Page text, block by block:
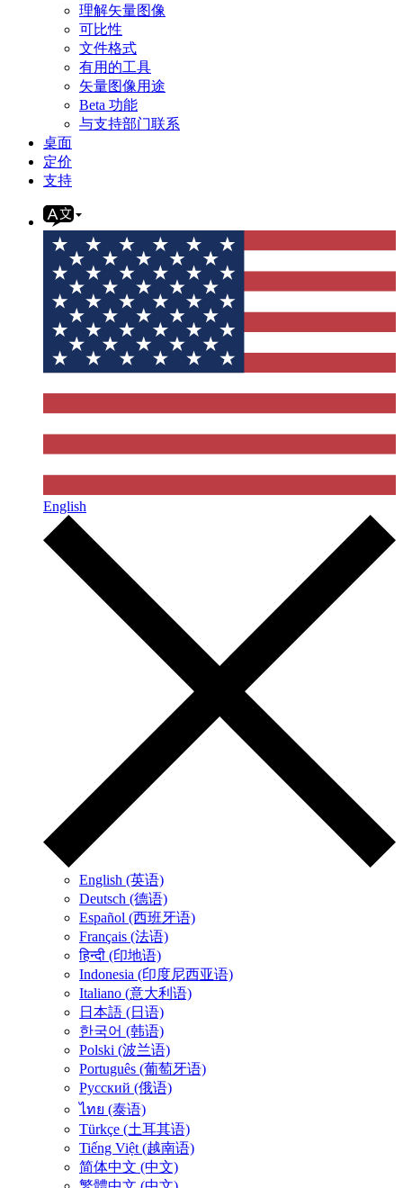
理解矢量图像
可比性
文件格式
有用的工具
矢量图像用途
Beta 功能
与支持部门联系
桌面
定价
支持
English
English (英语)
Deutsch (德语)
Español (西班牙语)
Français (法语)
हिन्दी (印地语)
Indonesia (印度尼西亚语)
Italiano (意大利语)
日本語 (日语)
한국어 (韩语)
Polski (波兰语)
Português (葡萄牙语)
Русский (俄语)
ไทย (泰语)
Türkçe (土耳其语)
Tiếng Việt (越南语)
简体中文 (中文)